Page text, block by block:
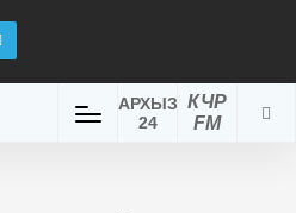
КЧР
FM
АРХЫЗ
24